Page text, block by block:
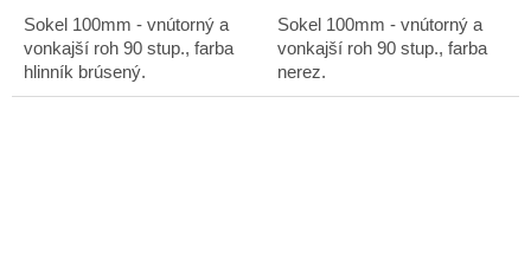
Sokel 100mm - vnútorný a
vonkajší roh 90 stup., farba
hlinník brúsený.
Sokel 100mm - vnútorný a
vonkajší roh 90 stup., farba
nerez.